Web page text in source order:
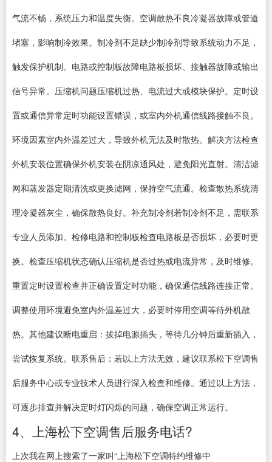
气流不畅，系统压力和温度失衡。空调散热不良冷凝器故障或管道
堵塞，影响制冷效果。制冷剂不足缺少制冷剂导致系统动力不足，
触发保护机制。电路或控制板故障电路板损坏、接触器故障或输出
信号异常。压缩机问题压缩机过热、电流过大或模块保护。定时设
置或通信异常定时功能设置错误，或室内外机通信线路接触不良。
环境因素室内外温差过大，导致外机无法及时散热。解决方法检查
外机安装位置确保外机安装在阴凉通风处，避免阳光直射。清洁滤
网和蒸发器定期清洗或更换滤网，保持空气流通。检查散热系统清
理冷凝器灰尘，确保散热良好。补充制冷剂若制冷剂不足，需联系
专业人员添加。检修电路和控制板检查电路板是否损坏，必要时更
换。检查压缩机状态确认压缩机是否过热或电流异常，及时维修。
重置定时设置检查并正确设置定时功能，确保通信线路连接正常。
调整使用环境避免室内外温差过大，必要时停用空调等待外机散
热。其他建议断电重启：拔掉电源插头，等待几分钟后重新插入，
尝试恢复系统。联系售后：若以上方法无效，建议联系松下空调售
后服务中心或专业技术人员进行深入检查和维修。通过以上方法，
可逐步排查并解决定时灯闪烁的问题，确保空调正常运行。
4、上海松下空调售后服务电话?
上次我在网上搜索了一家叫“上海松下空调特约维修中